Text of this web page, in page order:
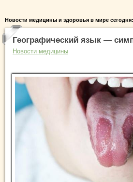
Новости медицины и здоровья в мире сегодня:
Географический язык —
Новости медицины